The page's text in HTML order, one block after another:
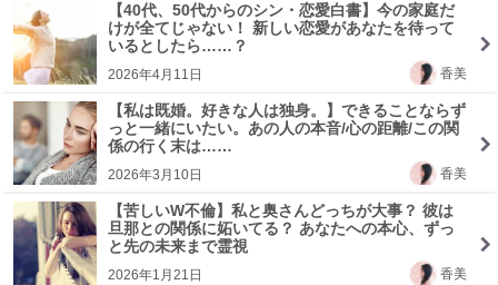
【40代、50代からのシン・恋愛白書】今の家庭だ
けが全てじゃない！ 新しい恋愛があなたを待って
いるとしたら……？
香美
2026年4月11日
【私は既婚。好きな人は独身。】できることならず
っと一緒にいたい。あの人の本音/心の距離/この関
係の行く末は……
香美
2026年3月10日
【苦しいW不倫】私と奥さんどっちが大事？ 彼は
旦那との関係に妬いてる？ あなたへの本心、ずっ
と先の未来まで霊視
香美
2026年1月21日